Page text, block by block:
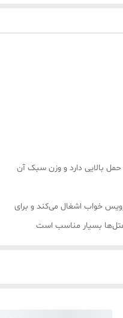
بالایی دارد و وزن سبک آن
خواب اشغال می‌کند و برای
هتل‌ها بسیار مناسب است